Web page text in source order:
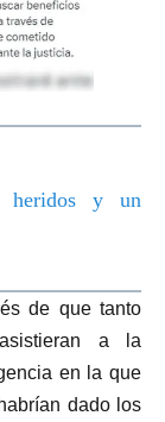
heridos y un
de que tanto
a la
en la que
dado los